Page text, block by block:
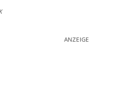
ANZEIGE